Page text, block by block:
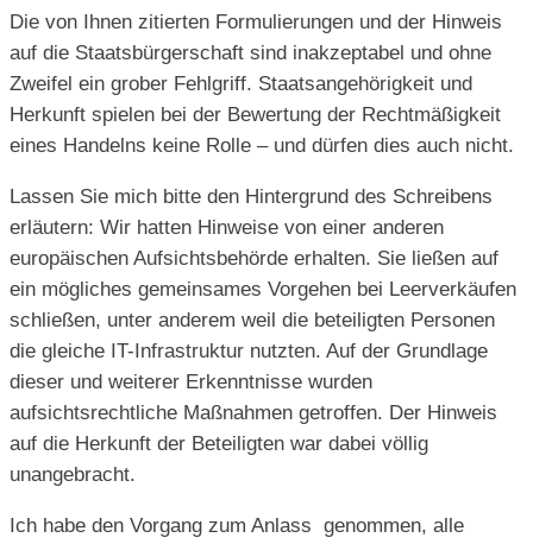
Die von Ihnen zitierten Formulierungen und der Hinweis
auf die Staatsbürgerschaft sind inakzeptabel und ohne
Zweifel ein grober Fehlgriff. Staatsan­gehörigkeit und
Herkunft spielen bei der Bewertung der Rechtmäßigkeit
ei­nes Handelns keine Rolle – und dürfen dies auch nicht.
Lassen Sie mich bitte den Hintergrund des Schreibens
erläutern: Wir hatten Hinweise von einer anderen
europäischen Aufsichtsbehörde erhalten. Sie ließen auf
ein mögliches gemeinsames Vorgehen bei Leerverkäufen
schlie­ßen, unter anderem weil die beteiligten Personen
die gleiche IT-Infrastruk­tur nutzten. Auf der Grundlage
dieser und weiterer Erkenntnisse wurden
aufsichtsrechtliche Maßnahmen getroffen. Der Hinweis
auf die Herkunft der Beteiligten war dabei völlig
unangebracht.
Ich habe den Vorgang zum Anlass genommen, alle